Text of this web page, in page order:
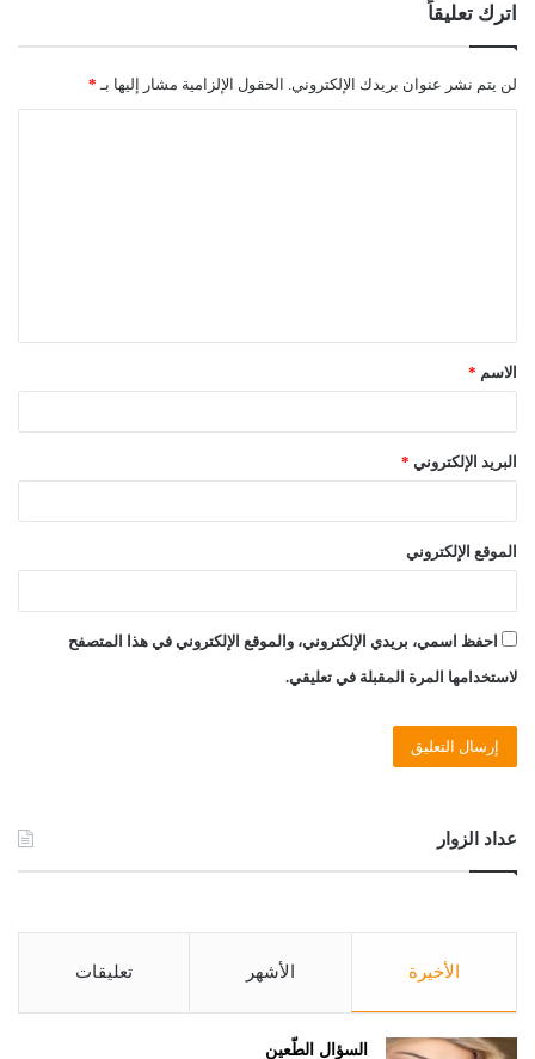
اترك تعليقاً
لن يتم نشر عنوان بريدك الإلكتروني. الحقول الإلزامية مشار إليها بـ *
ق
*
الاسم *
البريد الإلكتروني *
الموقع الإلكتروني
احفظ اسمي، بريدي الإلكتروني، والموقع الإلكتروني في هذا المتصفح
لاستخدامها المرة المقبلة في تعليقي.
عداد الزوار
الأخيرة الأشهر تعليقات
السؤال الطّعين